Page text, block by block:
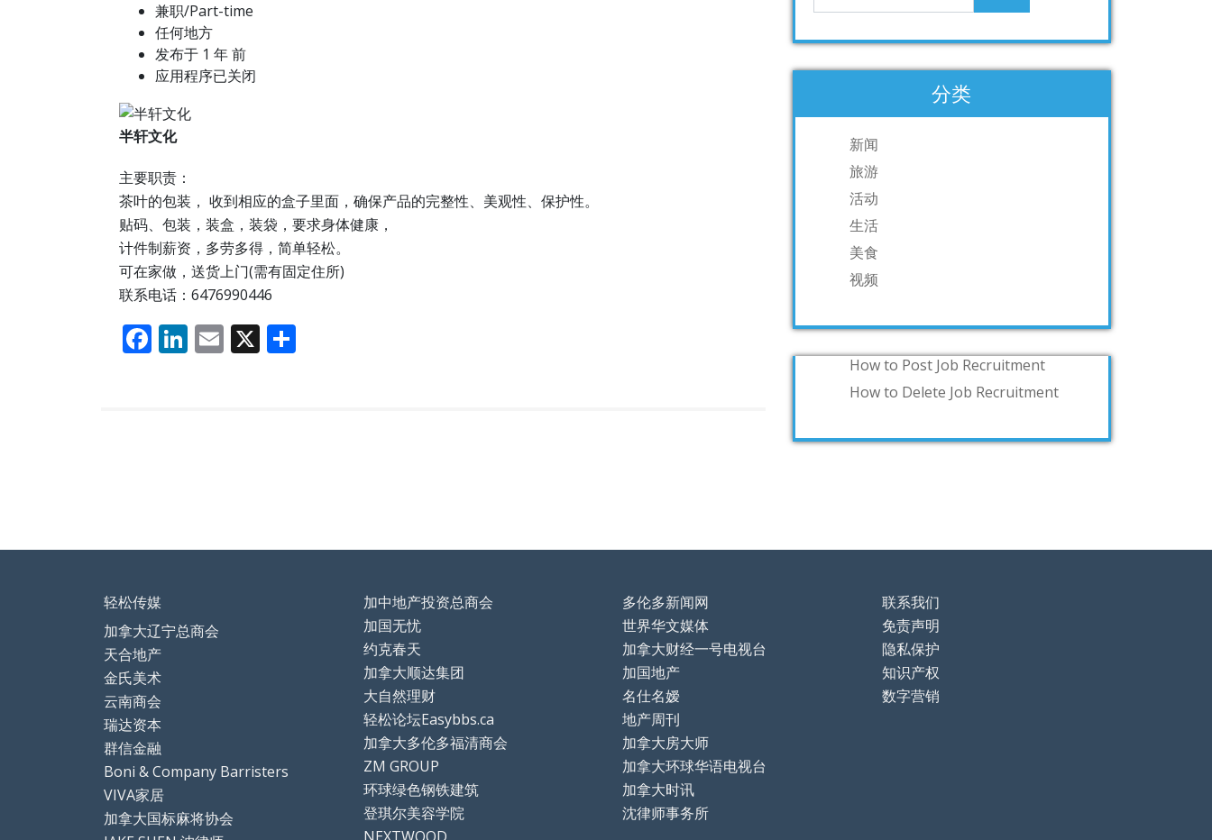
兼职/Part-time
任何地方
发布于 1 年 前
应用程序已关闭
半轩文化
主要职责：
茶叶的包装， 收到相应的盒子里面，确保产品的完整性、美观性、保护性。
贴码、包装，装盒，装袋，要求身体健康，
计件制薪资，多劳多得，简单轻松。
可在家做，送货上门(需有固定住所)
联系电话：6476990446
F Li E X
分类
新闻
旅游
活动
生活
美食
视频
How to Post Job Recruitment
How to Delete Job Recruitment
轻松传媒
加拿大辽宁总商会
天合地产
金氏美术
云南商会
瑞达资本
群信金融
Boni & Company Barristers
VIVA家居
加拿大国标麻将协会
加中地产投资总商会
加国无忧
约克春天
加拿大顺达集团
大自然理财
轻松论坛Easybbs.ca
加拿大多伦多福清商会
ZM GROUP
环球绿色钢铁建筑
登琪尔美容学院
多伦多新闻网
世界华文媒体
加拿大财经一号电视台
加国地产
名仕名嫒
地产周刊
加拿大房大师
加拿大环球华语电视台
加拿大时讯
沈律师事务所
联系我们
免责声明
隐私保护
知识产权
数字营销